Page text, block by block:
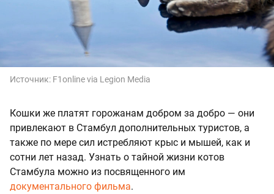
Источник: F1online via Legion Media
Кошки же платят горожанам добром за добро — они
привлекают в Стамбул дополнительных туристов, а
также по мере сил истребляют крыс и мышей, как и
сотни лет назад. Узнать о тайной жизни котов
Стамбула можно из посвященного им
документального фильма.